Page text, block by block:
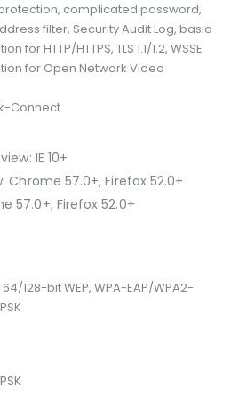
complicated password,
filter, Security Audit Log, basic
for HTTP/HTTPS, TLS 1.1/1.2, WSSE
for Open Network Video
Connect
IE 10+
Chrome 57.0+, Firefox 52.0+
57.0+, Firefox 52.0+
128-bit WEP, WPA-EAP/WPA2-